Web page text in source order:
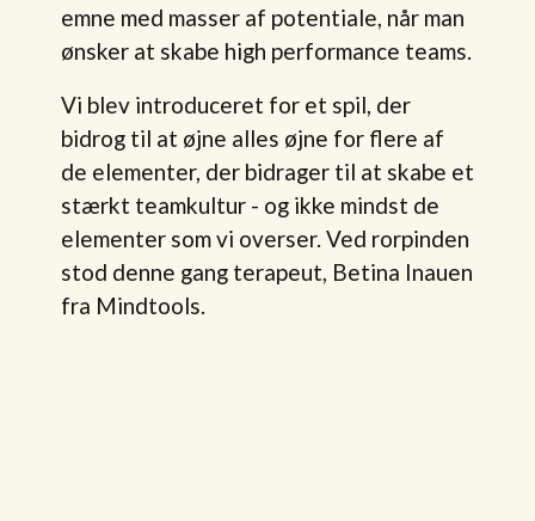
emne med masser af potentiale, når man
ønsker at skabe high performance teams.
Vi blev introduceret for et spil, der
bidrog til at øjne alles øjne for flere af
de elementer, der bidrager til at skabe et
stærkt teamkultur - og ikke mindst de
elementer som vi overser. Ved rorpinden
stod denne gang terapeut, Betina Inauen
fra Mindtools.